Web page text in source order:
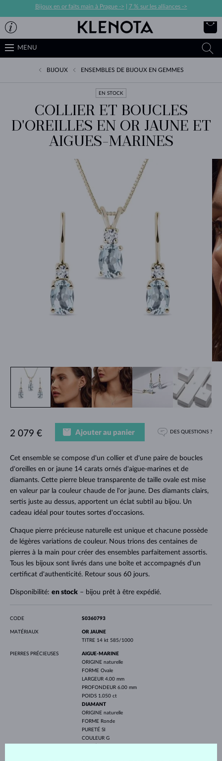
Bijoux en or faits main à Prague -> 7 % sur les alliances ->
MENU
BIJOUX ENSEMBLES DE BIJOUX EN GEMMES
EN STOCK
COLLIER ET BOUCLES
D'OREILLES EN OR JAUNE ET
AIGUES-MARINES
Cet ensemble se compose d'un collier et d'une paire de boucles
d'oreilles en or jaune 14 carats ornés d'aigue-marines et de
diamants. Cette pierre bleue transparente de taille ovale est mise
en valeur par la couleur chaude de l'or jaune. Des diamants clairs,
sertis juste au dessus, apportent un éclat subtil au bijou. Un
cadeau idéal pour toutes sortes d'occasions.
Chaque pierre précieuse naturelle est unique et chacune possède
de légères variations de couleur. Nous trions des centaines de
pierres à la main pour créer des ensembles parfaitement assortis.
Tous les bijoux sont livrés dans une boîte et accompagnés d'un
certificat d'authenticité. Retour sous 60 jours.
Disponibilité: en stock– bijou prêt à être expédié.
2 079 € Ajouter au panier DES QUESTIONS ?
CODE S0360793
MATÉRIAUX
OR JAUNE
TITRE 14 kt 585/1000
PIERRES PRÉCIEUSES
AIGUE-MARINE
ORIGINE naturelle
FORME Ovale
LARGEUR 4.00 mm
PROFONDEUR 6.00 mm
POIDS 1.050 ct
DIAMANT
ORIGINE naturelle
FORME Ronde
PURETÉ SI
COULEUR G